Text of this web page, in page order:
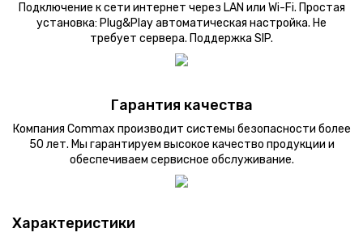
Подключение к сети интернет через LAN или Wi-Fi. Простая
установка: Plug&Play автоматическая настройка. Не
требует сервера. Поддержка SIP.
Гарантия качества
Компания Commax производит системы безопасности более
50 лет. Мы гарантируем высокое качество продукции и
обеспечиваем сервисное обслуживание.
Характеристики